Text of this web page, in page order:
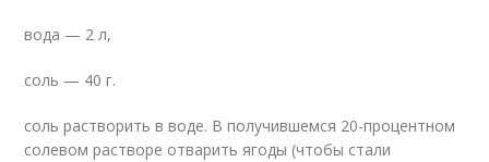
вода — 2 л,
соль — 40 г.
соль растворить в воде. В получившемся 20-процентном
солевом растворе отварить ягоды (чтобы стали